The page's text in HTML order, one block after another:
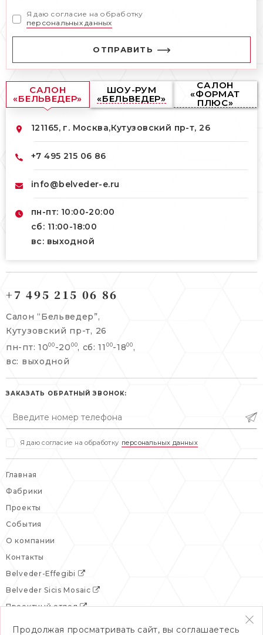
Я даю согласие на обработку
персональных данных
ОТПРАВИТЬ
САЛОН
«БЕЛЬВЕДЕР»
ШОУ-РУМ
«БЕЛЬВЕДЕР»
САЛОН
«ФОРМАТ
ПЛЮС»
121165, г. Москва,Кутузовский пр-т, 26
+7 495 215 06 86
info@belveder-e.ru
пн-пт: 10:00-20:00
сб: 11:00-18:00
вс: выходной
info@belveder-e.ru
пн-пт: 10:00-20:00
сб, вс: выходной
Берсеневский переулок, 3/10с7
+7 495 477 45 43
info@belveder-e.ru
пн-пт: 10:00-19:00
сб: выходной
+7 495 215 06 86
Салон “Бельведер”,
Кутузовский пр-т, 26
пн-пт: 1000 -20 00, сб: 11 00-1800 ,
вс: выходной
ЗАКАЗАТЬ ОБРАТНЫЙ ЗВОНОК:
Я даю согласие на обработку персональных данных
Главная
Фабрики
Проекты
События
О компании
Контакты
Belveder-Effegibi
Belveder Sicis Mosaic
Проектный отдел
Продолжая просматривать сайт, вы соглашаетесь